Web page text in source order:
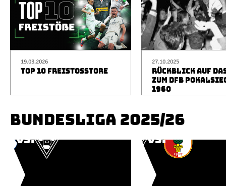
19.03.2026
TOP 10 FREISTOSSTORE
27.10.2025
RÜCKBLICK AUF
ZUM DFB
1960
BUNDESLIGA 2025/26